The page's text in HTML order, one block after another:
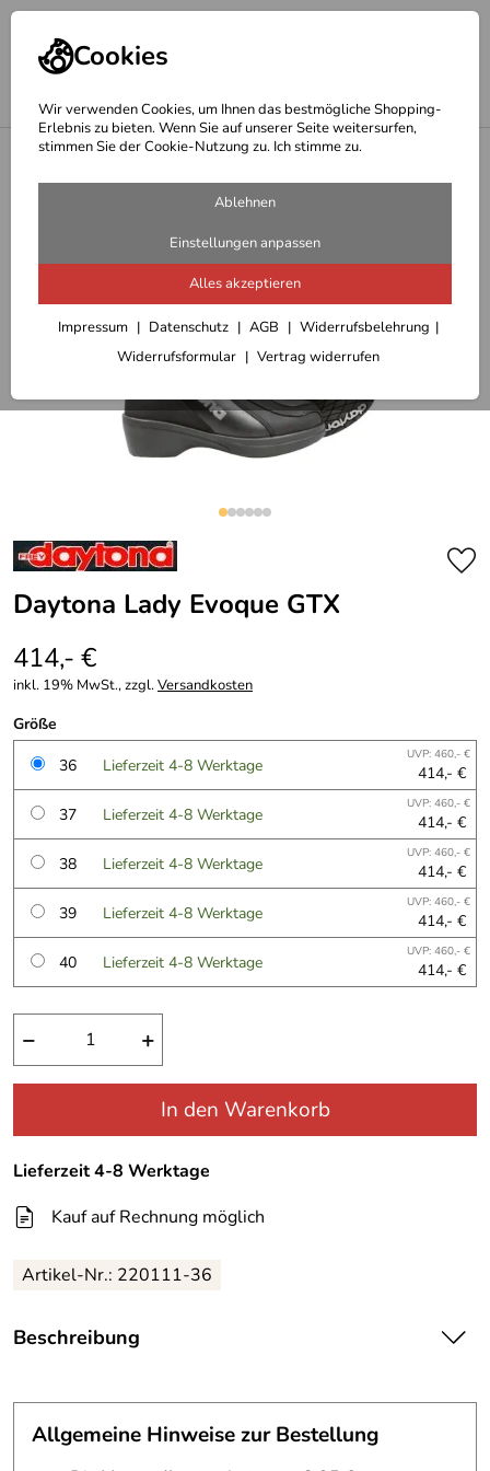
Cookies
Wir verwenden Cookies, um Ihnen das bestmögliche Shopping-
Erlebnis zu bieten. Wenn Sie auf unserer Seite weitersurfen,
stimmen Sie der Cookie-Nutzung zu. Ich stimme zu.
Ablehnen
Einstellungen anpassen
Alles akzeptieren
Impressum Datenschutz AGB
Widerrufsbelehrung
Widerrufsformular
Vertrag widerrufen
Motorradstiefel
Daytona Lady Evoque GTX
414,- €
inkl. 19% MwSt., zzgl.Versandkosten
Größe
36
Lieferzeit 4-8 Werktage UVP: 460,- €
414,- €
37
Lieferzeit 4-8 Werktage UVP: 460,- €
414,- €
38
Lieferzeit 4-8 Werktage UVP: 460,- €
414,- €
39
Lieferzeit 4-8 Werktage UVP: 460,- €
414,- €
40
Lieferzeit 4-8 Werktage UVP: 460,- €
414,- €
− +
In den Warenkorb
Lieferzeit 4-8 Werktage
Kauf auf Rechnung möglich
Artikel-Nr.: 220111-36
Beschreibung
DaytonaMotorradstiefelLady Evoque
GTX
Allgemeine Hinweise zur Bestellung